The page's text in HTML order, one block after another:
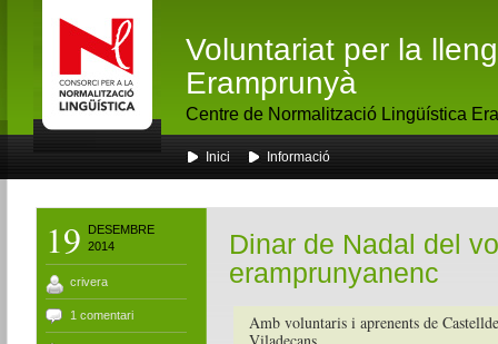
Voluntariat per la
Eramprunyà
Centre de Normalització Lingüística
Inici Informació
19
DESEMBRE
2014
crivera
1 comentari
Dinar de Nadal del
eramprunyanenc
Amb voluntaris i aprenents de